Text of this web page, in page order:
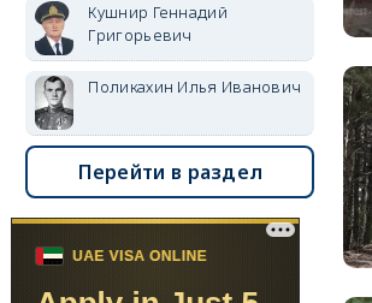
Кушнир Геннадий
Григорьевич
Поликахин Илья Иванович
Перейти в раздел